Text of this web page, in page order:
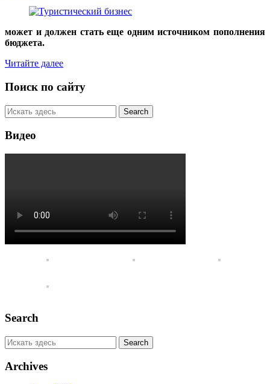
может и должен стать еще одним источником пополнения
бюджета.
Читайте далее
Поиск по сайту
Видео
Search
Archives